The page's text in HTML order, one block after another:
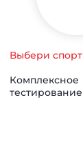
Выбери спорт
Комплексное
тестирование